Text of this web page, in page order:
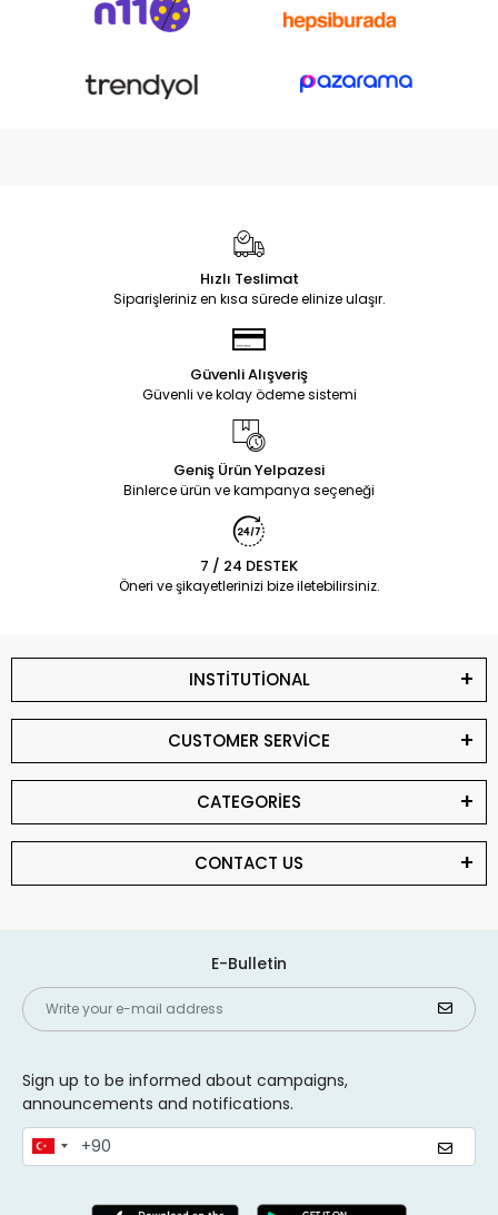
Hızlı Teslimat
Siparişleriniz en kısa sürede elinize ulaşır.
Güvenli Alışveriş
Güvenli ve kolay ödeme sistemi
Geniş Ürün Yelpazesi
Binlerce ürün ve kampanya seçeneği
7 / 24 DESTEK
Öneri ve şikayetlerinizi bize iletebilirsiniz.
INSTİTUTİONAL
CUSTOMER SERVİCE
CATEGORİES
CONTACT US
E-Bulletin
Sign up to be informed about campaigns,
announcements and notifications.